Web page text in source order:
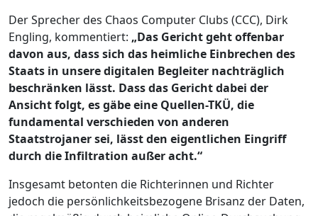
Der Sprecher des Chaos Computer Clubs (CCC), Dirk
Engling, kommentiert: „Das Gericht geht offenbar
davon aus, dass sich das heimliche Einbrechen des
Staats in unsere digitalen Begleiter nachträglich
beschränken lässt. Dass das Gericht dabei der
Ansicht folgt, es gäbe eine Quellen-TKÜ, die
fundamental verschieden von anderen
Staatstrojaner sei, lässt den eigentlichen Eingriff
durch die Infiltration außer acht.“
Insgesamt betonten die Richterinnen und Richter
jedoch die persönlichkeitsbezogene Brisanz der Daten,